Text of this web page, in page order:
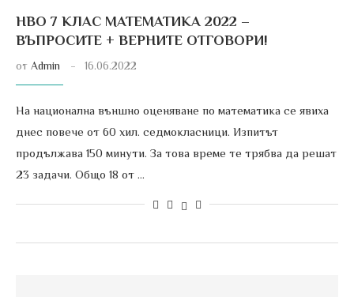
НВО 7 КЛАС МАТЕМАТИКА 2022 –
ВЪПРОСИТЕ + ВЕРНИТЕ ОТГОВОРИ!
от Admin 16.06.2022
На национална външно оценяване по математика се явиха
днес повече от 60 хил. седмокласници. Изпитът
продължава 150 минути. За това време те трябва да решат
23 задачи. Общо 18 от …